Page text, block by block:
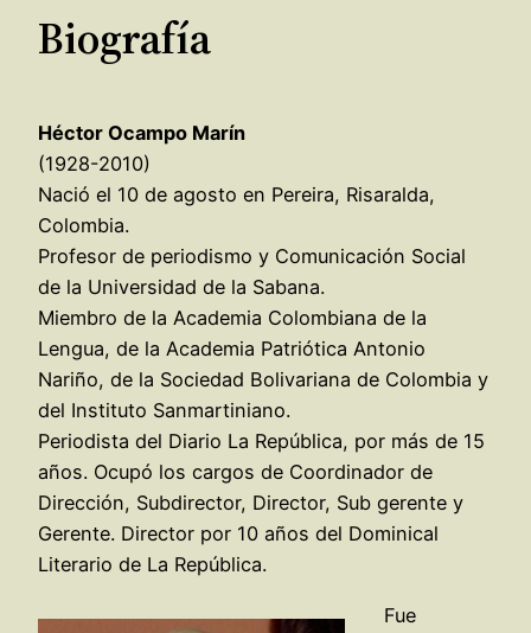
Biografía
Héctor Ocampo Marín
(1928-2010)
Nació el 10 de agosto en Pereira, Risaralda,
Colombia.
Profesor de periodismo y Comunicación Social
de la Universidad de la Sabana.
Miembro de la Academia Colombiana de la
Lengua, de la Academia Patriótica Antonio
Nariño, de la Sociedad Bolivariana de Colombia y
del Instituto Sanmartiniano.
Periodista del Diario La República, por más de 15
años. Ocupó los cargos de Coordinador de
Dirección, Subdirector, Director, Sub gerente y
Gerente. Director por 10 años del Dominical
Literario de La República.
Fue